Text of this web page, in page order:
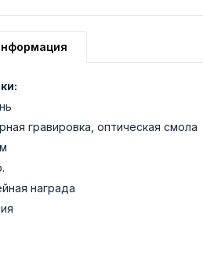
гравировка, оптическая смола
награда